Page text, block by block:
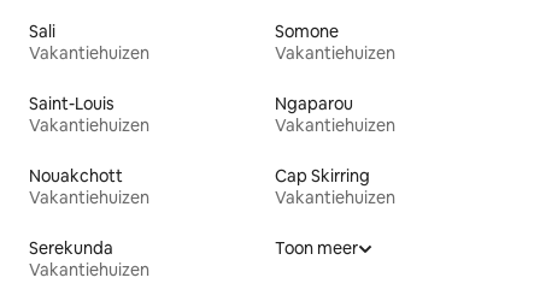
Sali
Vakantiehuizen
Somone
Vakantiehuizen
Saint-Louis
Vakantiehuizen
Ngaparou
Vakantiehuizen
Nouakchott
Vakantiehuizen
Cap Skirring
Vakantiehuizen
Serekunda
Vakantiehuizen
Toon meer